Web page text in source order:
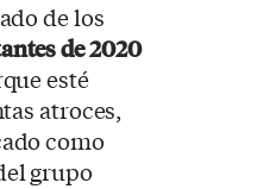
de los
de 2020
esté
atroces,
como
grupo